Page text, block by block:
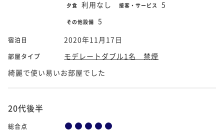
夕食 利用なし 接客・サービス 5
その他設備 5
宿泊日 2020年11月17日
部屋タイプ
モデレートダブル1名 禁煙
綺麗で使い易いお部屋でした
20代後半
総合点